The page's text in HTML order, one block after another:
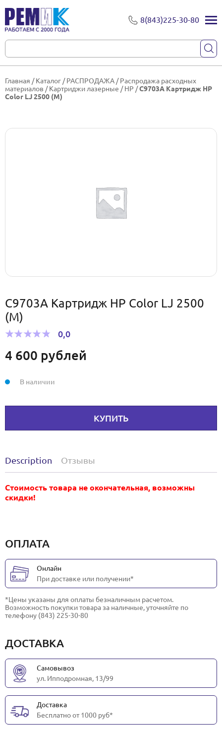
8(843)225-30-80
Главная /Каталог /РАСПРОДАЖА /Распродажа расходных
материалов /Картриджи лазерные /HP /C9703A Картридж HP
Color LJ 2500 (M)
C9703A Картридж HP Color LJ 2500
(M)
0,0
4 600 рублей
КУПИТЬ
В наличии
Description Отзывы
Стоимость товара не окончательная, возможны
скидки!
ОПЛАТА
Онлайн
При доставке или получении*
*Цены указаны для оплаты безналичным расчетом.
Возможность покупки товара за наличные, уточняйте по
телефону (843) 225-30-80
ДОСТАВКА
Самовывоз
ул. Ипподромная, 13/99
Доставка
Бесплатно от 1000 руб*